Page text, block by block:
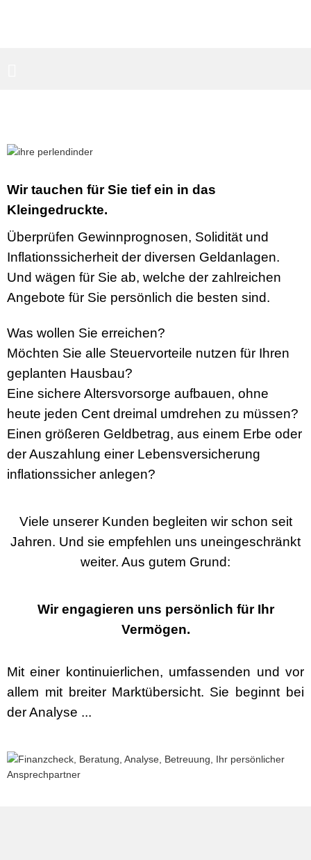
Wir tauchen für Sie tief ein in das
Kleingedruckte.
Überprüfen Gewinnprognosen, Solidität und
Inflationssicherheit der diversen Geldanlagen.
Und wägen für Sie ab, welche der zahlreichen
Angebote für Sie persönlich die besten sind.
Was wollen Sie erreichen?
Möchten Sie alle Steuervorteile nutzen für Ihren
geplanten Hausbau?
Eine sichere Altersvorsorge aufbauen, ohne
heute jeden Cent dreimal umdrehen zu müssen?
Einen größeren Geldbetrag, aus einem Erbe oder
der Auszahlung einer Lebensversicherung
inflationssicher anlegen?
Viele unserer Kunden begleiten wir schon seit
Jahren. Und sie empfehlen uns uneingeschränkt
weiter. Aus gutem Grund:
Wir engagieren uns persönlich für Ihr
Vermögen.
Mit einer kontinuierlichen, umfassenden und vor
allem mit breiter Marktübersicht. Sie beginnt bei
der Analyse ...